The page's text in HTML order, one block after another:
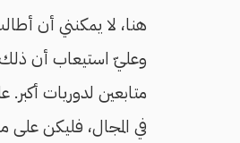
هنا، لا يمكنني أن
وعليّ استيعاب أن
متابعين لدوريات أكبر.
في المجال، فليكن